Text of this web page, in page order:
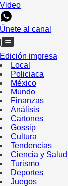
Video
Únete al canal
Edición impresa
Local
Policiaca
México
Mundo
Finanzas
Análisis
Cartones
Gossip
Cultura
Tendencias
Ciencia y Salud
Turismo
Deportes
Juegos